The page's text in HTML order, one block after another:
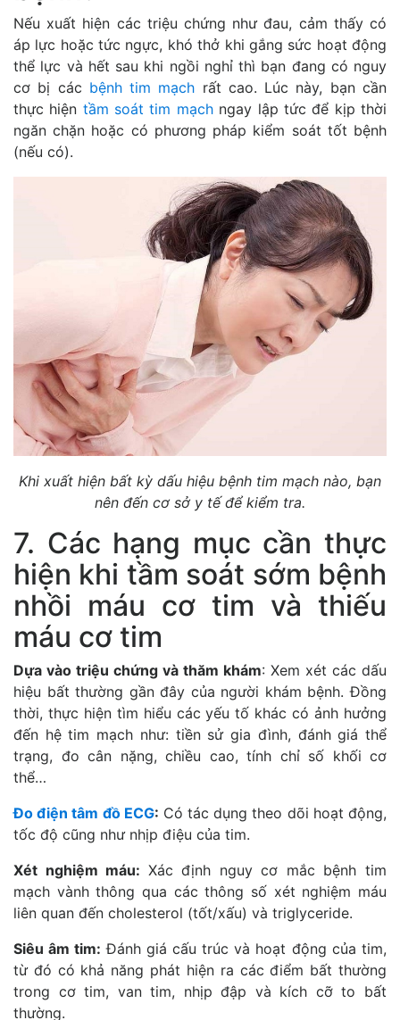
Nếu xuất hiện các triệu chứng như đau, cảm thấy có
áp lực hoặc tức ngực, khó thở khi gắng sức hoạt động
thể lực và hết sau khi ngồi nghỉ thì bạn đang có nguy
cơ bị các bệnh tim mạch rất cao. Lúc này, bạn cần
thực hiện tầm soát tim mạchngay lập tức để kịp thời
ngăn chặn hoặc có phương pháp kiểm soát tốt bệnh
(nếu có).
Khi xuất hiện bất kỳ dấu hiệu bệnh tim mạch nào, bạn
nên đến cơ sở y tế để kiểm tra.
7. Các hạng mục cần thực
hiện khi tầm soát sớm bệnh
nhồi máu cơ tim và thiếu
máu cơ tim
Dựa vào triệu chứng và thăm khám: Xem xét các dấu
hiệu bất thường gần đây của người khám bệnh. Đồng
thời, thực hiện tìm hiểu các yếu tố khác có ảnh hưởng
đến hệ tim mạch như: tiền sử gia đình, đánh giá thể
trạng, đo cân nặng, chiều cao, tính chỉ số khối cơ
thể…
Đo điện tâm đồ ECG: Có tác dụng theo dõi hoạt động,
tốc độ cũng như nhịp điệu của tim.
Xét nghiệm máu: Xác định nguy cơ mắc bệnh tim
mạch vành thông qua các thông số xét nghiệm máu
liên quan đến cholesterol (tốt/xấu) và triglyceride.
Siêu âm tim:Đánh giá cấu trúc và hoạt động của tim,
từ đó có khả năng phát hiện ra các điểm bất thường
trong cơ tim, van tim, nhịp đập và kích cỡ to bất
thường.